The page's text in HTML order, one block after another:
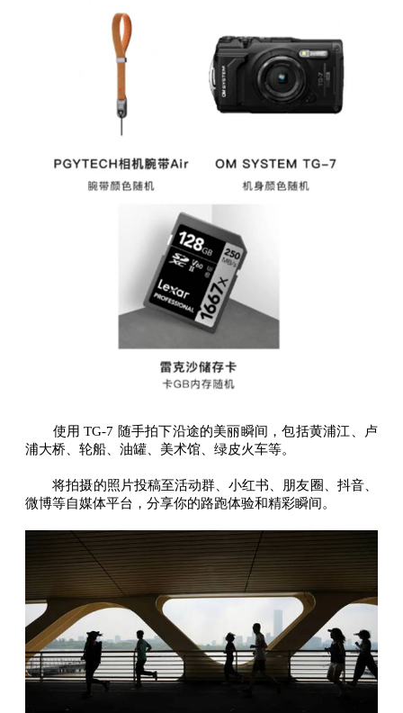
使用 TG-7 随手拍下沿途的美丽瞬间，包括黄浦江、卢
浦大桥、轮船、油罐、美术馆、绿皮火车等。
将拍摄的照片投稿至活动群、小红书、朋友圈、抖音、
微博等自媒体平台，分享你的路跑体验和精彩瞬间。